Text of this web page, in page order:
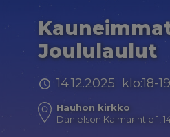
Joululaulut
14.12.2025 klo:18-19
Hauhon kirkko
Danielson Kalmarintie 1,